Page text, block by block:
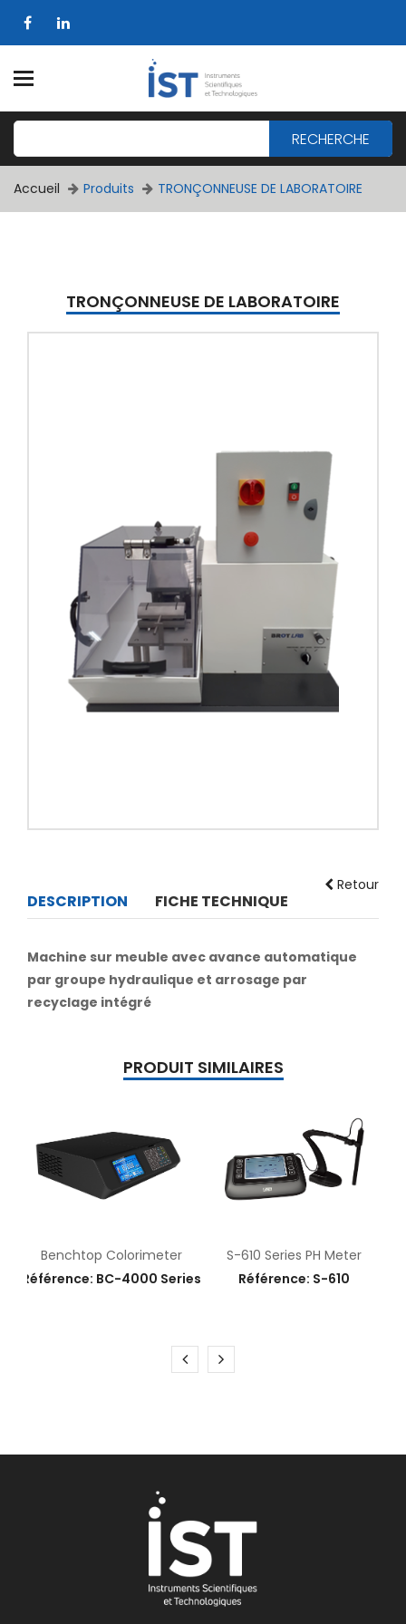
RECHERCHE
Accueil Produits TRONÇONNEUSE DE LABORATOIRE
TRONÇONNEUSE DE LABORATOIRE
Retour
DESCRIPTION FICHE TECHNIQUE
Machine sur meuble avec avance automatique
par groupe hydraulique et arrosage par
recyclage intégré
PRODUIT SIMILAIRES
Benchtop Colorimeter
Référence: BC-4000 Series
S-610 Series PH Meter
Référence: S-610